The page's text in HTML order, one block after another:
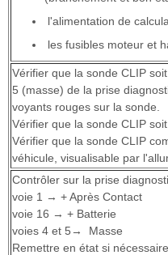
l'alimentation de
les fusibles moteur et
Vérifier que la sonde CLIP
5 (masse) de la prise
voyants rouges sur la sonde.
Vérifier que la sonde CLIP
Vérifier que la sonde CLIP
véhicule, visualisable par
Contrôler sur la prise
voie 1 → + Après Contact
voie 16 → + Batterie
voies 4 et 5→ Masse
Remettre en état si nécessaire.